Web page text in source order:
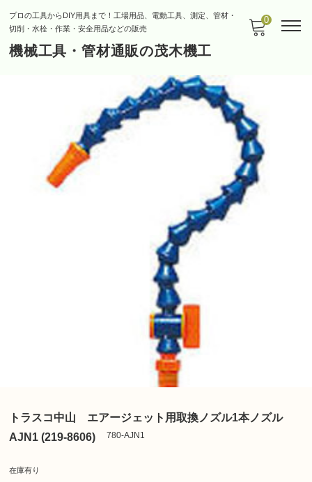
プロの工具からDIY用具まで！工場用品、電動工具、測定、管材・
切削・水栓・作業・安全用品などの販売
機械工具・管材通販の茂木機工
0
トラスコ中山 エアージェット用取換ノズル1本ノズル
AJN1 (219-8606)
780-AJN1
在庫有り